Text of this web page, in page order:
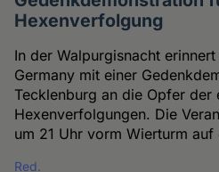
Hexenverfolgung
In der Walpurgisnacht
Germany mit einer
Tecklenburg an die Opfer der
Hexenverfolgungen. Die
um 21 Uhr vorm Wierturm auf
Red.